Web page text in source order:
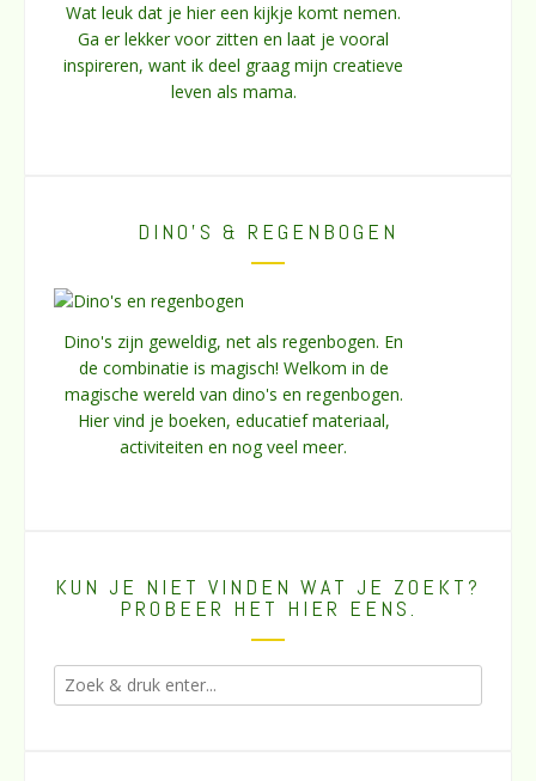
Wat leuk dat je hier een kijkje komt nemen.
Ga er lekker voor zitten en laat je vooral
inspireren, want ik deel graag mijn creatieve
leven als mama.
DINO’S & REGENBOGEN
Dino's zijn geweldig, net als regenbogen. En
de combinatie is magisch! Welkom in de
magische wereld van dino's en regenbogen.
Hier vind je boeken, educatief materiaal,
activiteiten en nog veel meer.
KUN JE NIET VINDEN WAT JE ZOEKT?
PROBEER HET HIER EENS.